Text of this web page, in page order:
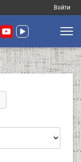
Меню
запису
Войти